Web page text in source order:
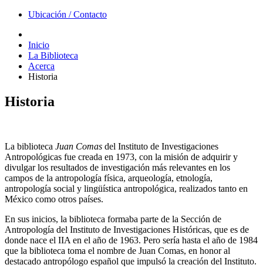
Ubicación / Contacto
Inicio
La Biblioteca
Acerca
Historia
Historia
La biblioteca Juan Comas del Instituto de Investigaciones
Antropológicas fue creada en 1973, con la misión de adquirir y
divulgar los resultados de investigación más relevantes en los
campos de la antropología física, arqueología, etnología,
antropología social y lingüística antropológica, realizados tanto en
México como otros países.
En sus inicios, la biblioteca formaba parte de la Sección de
Antropología del Instituto de Investigaciones Históricas, que es de
donde nace el IIA en el año de 1963. Pero sería hasta el año de 1984
que la biblioteca toma el nombre de Juan Comas, en honor al
destacado antropólogo español que impulsó la creación del Instituto.